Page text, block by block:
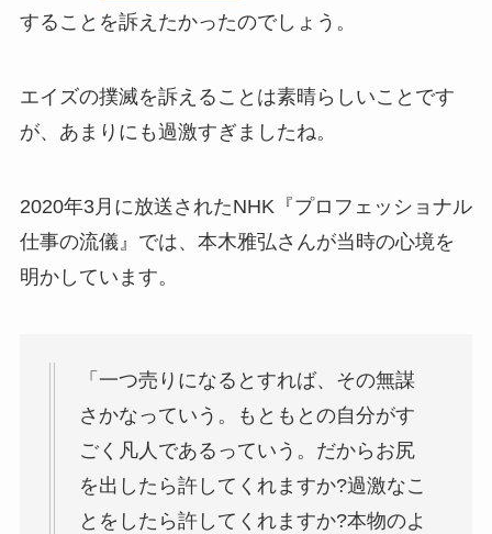
することを訴えたかったのでしょう。
エイズの撲滅を訴えることは素晴らしいことです
が、あまりにも過激すぎましたね。
2020年3月に放送されたNHK『プロフェッショナル
仕事の流儀』では、本木雅弘さんが当時の心境を
明かしています。
「一つ売りになるとすれば、その無謀
さかなっていう。もともとの自分がす
ごく凡人であるっていう。だからお尻
を出したら許してくれますか?過激なこ
とをしたら許してくれますか?本物のよ